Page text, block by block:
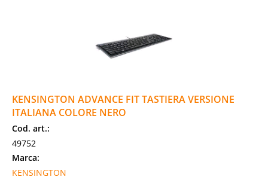
KENSINGTON ADVANCE FIT TASTIERA VERSIONE
ITALIANA COLORE NERO
Cod. art.:
49752
Marca:
KENSINGTON